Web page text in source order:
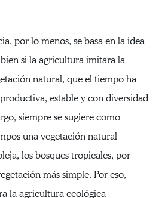
por lo menos, se basa en la idea
si la agricultura imitara la
natural, que el tiempo ha
estable y con diversidad
siempre se sugiere como
una vegetación natural
los bosques tropicales, por
más simple. Por eso,
la agricultura ecológica